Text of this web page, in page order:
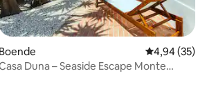
betyg, 45 omdömen
Boende 4,94 av 5
4,94 (35)
Duna – Seaside Escape Monte